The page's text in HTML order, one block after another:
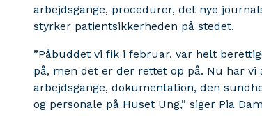
arbejdsgange, procedurer, det nye
styrker patientsikkerheden på stedet.
”Påbuddet vi fik i februar, var helt
på, men det er der rettet op på. Nu har
arbejdsgange, dokumentation, den
og personale på Huset Ung,” siger Pia